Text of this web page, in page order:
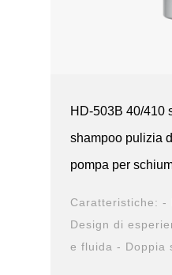
HD-503B 40/410
shampoo pulizia
pompa per
Caratteristiche: -
Design di
e fluida - Doppia